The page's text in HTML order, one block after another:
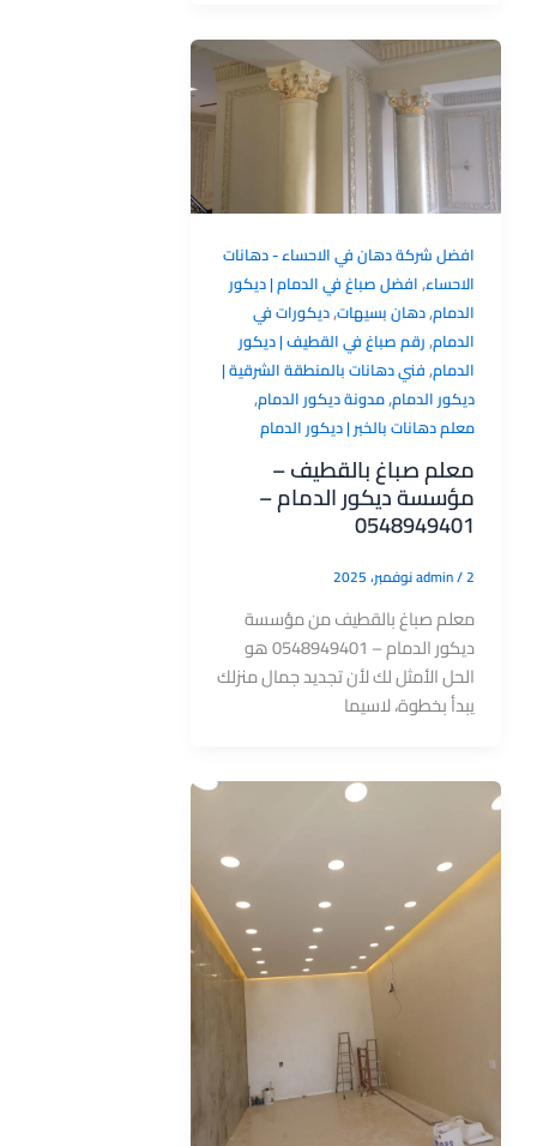
افضل شركة دهان في الاحساء - دهانات
الاحساء,افضل صباغ في الدمام | ديكور
الدمام,دهان بسيهات,ديكورات في
الدمام,رقم صباغ في القطيف | ديكور
الدمام,فني دهانات بالمنطقة الشرقية |
ديكور الدمام,مدونة ديكور الدمام,
معلم دهانات بالخبر | ديكور الدمام
معلم صباغ بالقطيف –
مؤسسة ديكور الدمام –
0548949401
admin/2 نوفمبر، 2025
معلم صباغ بالقطيف من مؤسسة
ديكور الدمام – 0548949401 هو
الحل الأمثل لك لأن تجديد جمال منزلك
يبدأ بخطوة، لاسيما